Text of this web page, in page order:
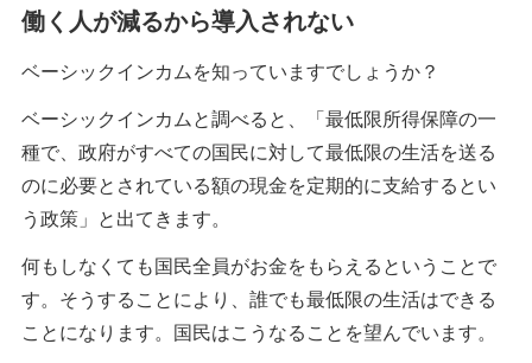
働く人が減るから導入されない
ベーシックインカムを知っていますでしょうか？
ベーシックインカムと調べると、「最低限所得保障の一
種で、政府がすべての国民に対して最低限の生活を送る
のに必要とされている額の現金を定期的に支給するとい
う政策」と出てきます。
何もしなくても国民全員がお金をもらえるということで
す。そうすることにより、誰でも最低限の生活はできる
ことになります。国民はこうなることを望んでいます。